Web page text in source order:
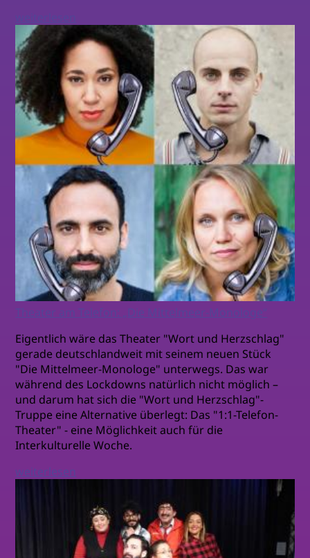
Theater am Telefon: „Die Mittelmeer-Monologe“
Eigentlich wäre das Theater "Wort und Herzschlag"
gerade deutschlandweit mit seinem neuen Stück
"Die Mittelmeer-Monologe" unterwegs. Das war
während des Lockdowns natürlich nicht möglich –
und darum hat sich die "Wort und Herzschlag"-
Truppe eine Alternative überlegt: Das "1:1-Telefon-
Theater" - eine Möglichkeit auch für die
Interkulturelle Woche.
weiterlesen